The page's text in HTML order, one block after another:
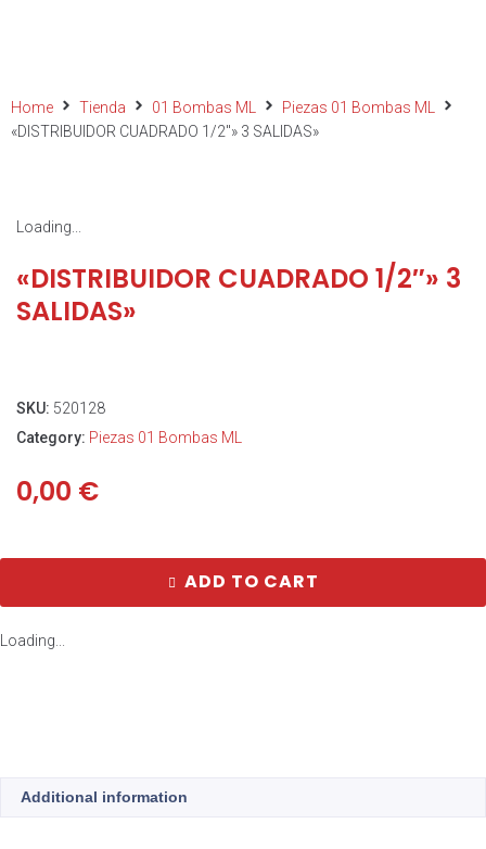
Home Tienda 01 Bombas ML
Piezas 01 Bombas ML
«DISTRIBUIDOR CUADRADO 1/2″» 3 SALIDAS»
Loading...
«DISTRIBUIDOR CUADRADO 1/2″» 3
SALIDAS»
SKU: 520128
Category: Piezas 01 Bombas ML
0,00 €
ADD TO CART
Loading...
Additional information